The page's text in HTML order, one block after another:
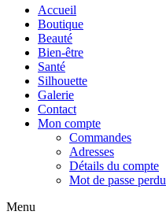
Accueil
Boutique
Beauté
Bien-être
Santé
Silhouette
Galerie
Contact
Mon compte
Commandes
Adresses
Détails du compte
Mot de passe perdu
Menu